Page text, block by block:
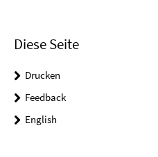
Diese Seite
Drucken
Feedback
English